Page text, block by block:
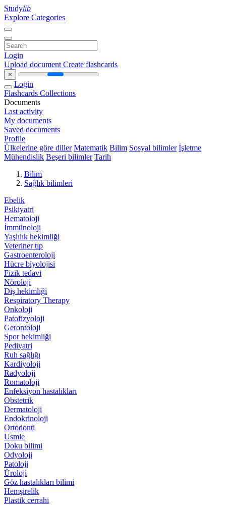
Studylib
Explore Categories
Login
Upload document Create flashcards
×
Login
Flashcards Collections
Documents
Last activity
My documents
Saved documents
Profile
Ülkelerine göre diller Matematik Bilim Sosyal bilimler İşletme
Mühendislik Beşeri bilimler Tarih
Bilim
Sağlık bilimleri
Ebelik
Psikiyatri
Hematoloji
İmmünoloji
Yaşlılık hekimliği
Veteriner tıp
Gastroenteroloji
Hücre biyolojisi
Fizik tedavi
Nöroloji
Diş hekimliği
Respiratory Therapy
Onkoloji
Patofizyoloji
Gerontoloji
Spor hekimliği
Pediyatri
Ruh sağlığı
Kardiyoloji
Radyoloji
Romatoloji
Enfeksiyon hastalıkları
Obstetrik
Dermatoloji
Endokrinoloji
Ortodonti
Usmle
Doku bilimi
Odyoloji
Patoloji
Üroloji
Göz hastalıkları bilimi
Hemşirelik
Plastik cerrahi